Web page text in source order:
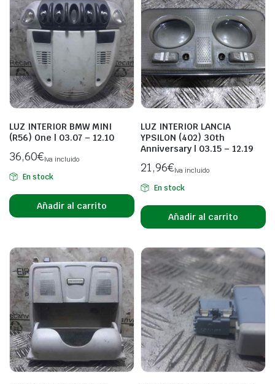
LUZ INTERIOR BMW MINI
(R56) One | 03.07 – 12.10
36,60€Iva incluido
En stock
Añadir al carrito
LUZ INTERIOR LANCIA
YPSILON (402) 30th
Anniversary | 03.15 – 12.19
21,96€Iva incluido
En stock
Añadir al carrito